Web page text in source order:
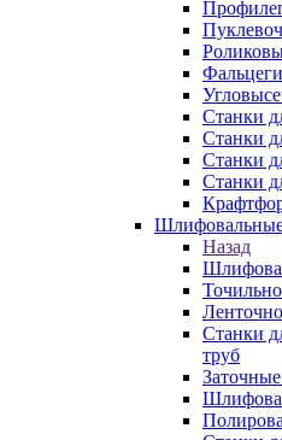
Станки
Станки
Станки
Станки
Шлифовальные
Назад
Станки
труб